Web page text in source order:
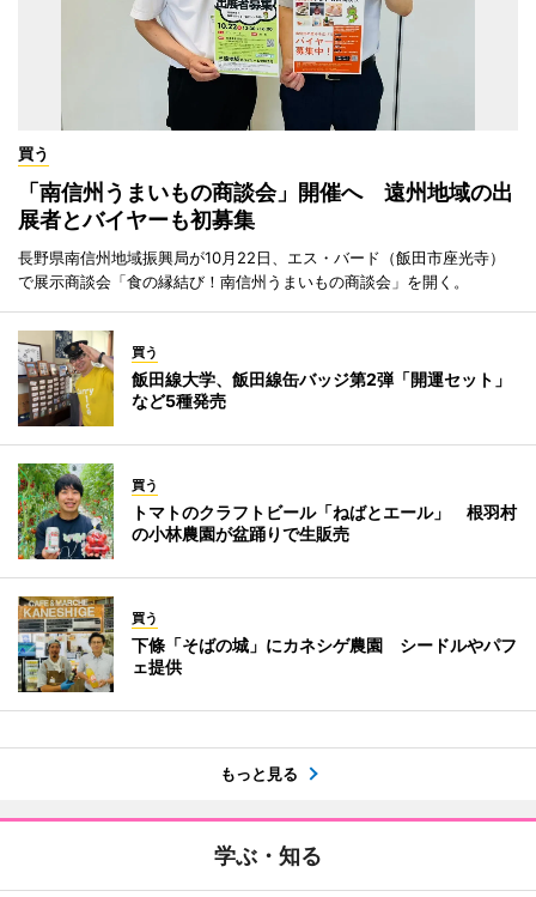
買う
「南信州うまいもの商談会」開催へ 遠州地域の出
展者とバイヤーも初募集
長野県南信州地域振興局が10月22日、エス・バード（飯田市座光寺）
で展示商談会「食の縁結び！南信州うまいもの商談会」を開く。
買う
飯田線大学、飯田線缶バッジ第2弾「開運セット」
など5種発売
買う
トマトのクラフトビール「ねばとエール」 根羽村
の小林農園が盆踊りで生販売
買う
下條「そばの城」にカネシゲ農園 シードルやパフ
ェ提供
もっと見る
学ぶ・知る